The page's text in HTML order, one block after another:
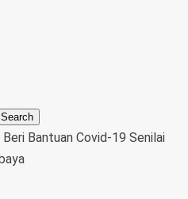
Bantuan Covid-19 Senilai